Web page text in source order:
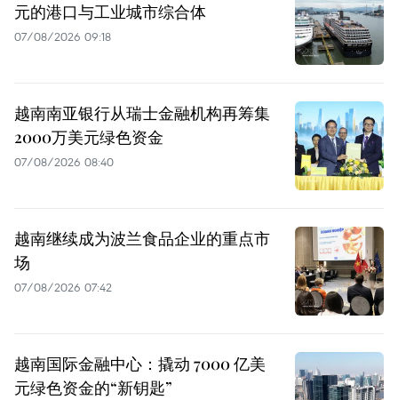
元的港口与工业城市综合体
07/08/2026 09:18
越南南亚银行从瑞士金融机构再筹集
2000万美元绿色资金
07/08/2026 08:40
越南继续成为波兰食品企业的重点市
场
07/08/2026 07:42
越南国际金融中心：撬动 7000 亿美
元绿色资金的“新钥匙”